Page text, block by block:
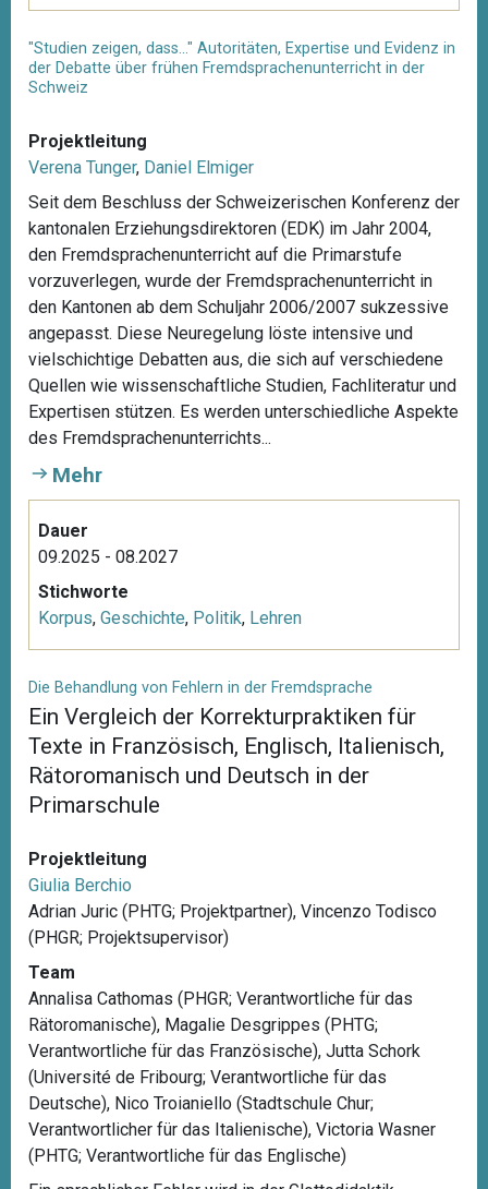
"Studien zeigen, dass…" Autoritäten, Expertise und Evidenz in
der Debatte über frühen Fremdsprachenunterricht in der
Schweiz
Projektleitung
Verena Tunger, Daniel Elmiger
Seit dem Beschluss der Schweizerischen Konferenz der
kantonalen Erziehungsdirektoren (EDK) im Jahr 2004,
den Fremdsprachenunterricht auf die Primarstufe
vorzuverlegen, wurde der Fremdsprachenunterricht in
den Kantonen ab dem Schuljahr 2006/2007 sukzessive
angepasst. Diese Neuregelung löste intensive und
vielschichtige Debatten aus, die sich auf verschiedene
Quellen wie wissenschaftliche Studien, Fachliteratur und
Expertisen stützen. Es werden unterschiedliche Aspekte
des Fremdsprachenunterrichts...
Mehr
Dauer
09.2025 - 08.2027
Stichworte
Korpus, Geschichte, Politik, Lehren
Die Behandlung von Fehlern in der Fremdsprache
Ein Vergleich der Korrekturpraktiken für
Texte in Französisch, Englisch, Italienisch,
Rätoromanisch und Deutsch in der
Primarschule
Projektleitung
Giulia Berchio
Adrian Juric (PHTG; Projektpartner), Vincenzo Todisco
(PHGR; Projektsupervisor)
Team
Annalisa Cathomas (PHGR; Verantwortliche für das
Rätoromanische), Magalie Desgrippes (PHTG;
Verantwortliche für das Französische), Jutta Schork
(Université de Fribourg; Verantwortliche für das
Deutsche), Nico Troianiello (Stadtschule Chur;
Verantwortlicher für das Italienische), Victoria Wasner
(PHTG; Verantwortliche für das Englische)